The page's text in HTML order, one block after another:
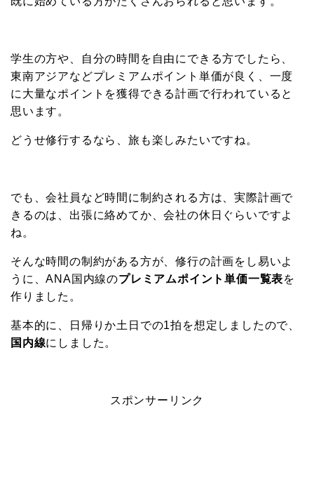
学生の方や、自分の時間を自由にできる方でしたら、
東南アジアなどプレミアムポイント単価が良く、一度
に大量なポイントを獲得できる計画で行われていると
思います。
どうせ修行するなら、旅も楽しみたいですね。
でも、会社員など時間に制約される方は、実際計画で
きるのは、出張に絡めてか、会社の休日ぐらいですよ
ね。
そんな時間の制約がある方が、修行の計画をし易いよ
うに、ANA国内線のプレミアムポイント単価一覧表を
作りました。
基本的に、日帰りか土日での1拍を想定しましたので、
国内線にしました。
スポンサーリンク